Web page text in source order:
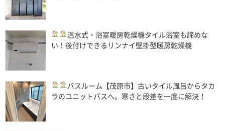
温水式・浴室暖房乾燥機タイル浴室も諦めな
い！後付けできるリンナイ壁掛型暖房乾燥機
バスルーム 【茂原市】古いタイル風呂からタカ
ラのユニットバスへ。寒さと段差を一度に解決！